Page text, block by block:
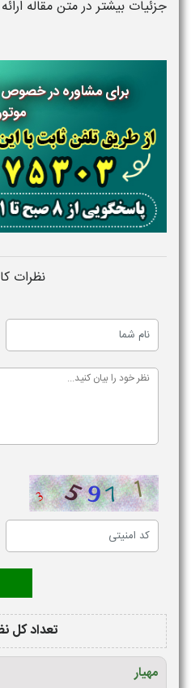
جزئیات بیشتر در متن مقاله
برای مشاوره در خصوص
نظرات
تعداد کل
مهیار